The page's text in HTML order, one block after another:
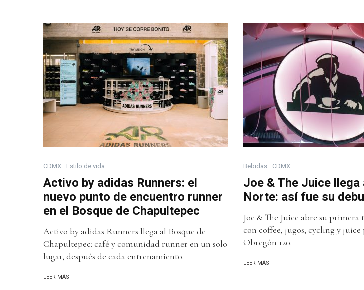
CDMX Estilo de vida
Activo by adidas Runners: el
nuevo punto de encuentro runner
en el Bosque de Chapultepec
Activo by adidas Runners llega al Bosque de
Chapultepec: café y comunidad runner en un solo
lugar, después de cada entrenamiento.
LEER MÁS
Bebidas CDMX
Joe & The Juice llega
Norte: así fue su
Joe & The Juice abre su
con coffee, jugos, cycling y
Obregón 120.
LEER MÁS